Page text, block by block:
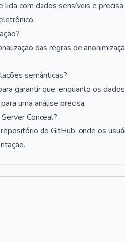
lida com dados sensíveis e
das regras de
semânticas?
garantir que, enquanto os
uma análise precisa.
Conceal?
do GitHub, onde os